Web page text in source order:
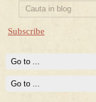
Subscribe
Prima mea carte
Averea
conturi secrete ale